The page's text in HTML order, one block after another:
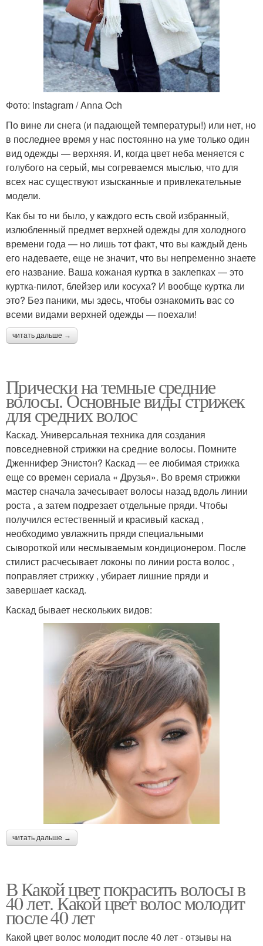
Фото: instagram / Anna Och
По вине ли снега (и падающей температуры!) или нет, но
в последнее время у нас постоянно на уме только один
вид одежды — верхняя. И, когда цвет неба меняется с
голубого на серый, мы согреваемся мыслью, что для
всех нас существуют изысканные и привлекательные
модели.
Как бы то ни было, у каждого есть свой избранный,
излюбленный предмет верхней одежды для холодного
времени года — но лишь тот факт, что вы каждый день
его надеваете, еще не значит, что вы непременно знаете
его название. Ваша кожаная куртка в заклепках — это
куртка-пилот, блейзер или косуха? И вообще куртка ли
это? Без паники, мы здесь, чтобы ознакомить вас со
всеми видами верхней одежды — поехали!
читать дальше →
Прически на темные средние
волосы. Основные виды стрижек
для средних волос
Каскад. Универсальная техника для создания
повседневной стрижки на средние волосы. Помните
Дженнифер Энистон? Каскад — ее любимая стрижка
еще со времен сериала « Друзья». Во время стрижки
мастер сначала зачесывает волосы назад вдоль линии
роста , а затем подрезает отдельные пряди. Чтобы
получился естественный и красивый каскад ,
необходимо увлажнить пряди специальными
сывороткой или несмываемым кондиционером. После
стилист расчесывает локоны по линии роста волос ,
поправляет стрижку , убирает лишние пряди и
завершает каскад.
Каскад бывает нескольких видов:
читать дальше →
В Какой цвет покрасить волосы в
40 лет. Какой цвет волос молодит
после 40 лет
Какой цвет волос молодит после 40 лет - отзывы на